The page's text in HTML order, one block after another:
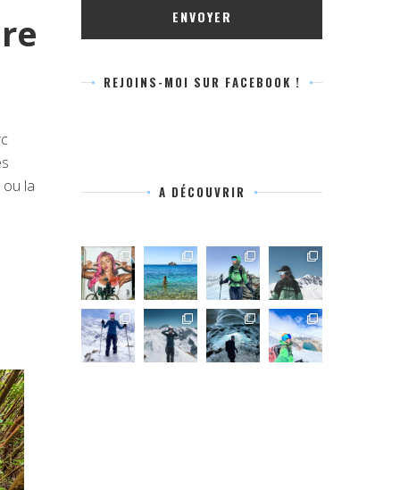
la
REJOINS-MOI SUR FACEBOOK !
A DÉCOUVRIR